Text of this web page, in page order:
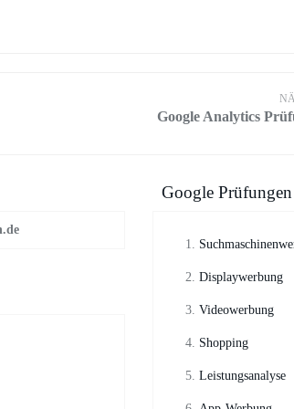
Google Analytics
Google Prüfungen
Displaywerbung
Videowerbung
Shopping
Leistungsanalyse